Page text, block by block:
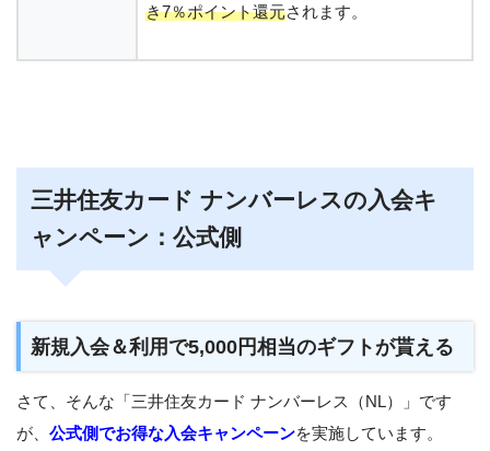
き7％ポイント還元されます。
三井住友カード ナンバーレスの入会キ
ャンペーン：公式側
新規入会＆利用で5,000円相当のギフトが貰える
さて、そんな「三井住友カード ナンバーレス（NL）」です
が、 公式側でお得な入会キャンペーンを実施しています。